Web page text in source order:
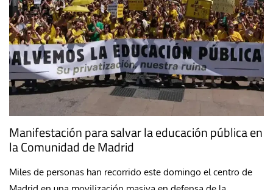
Manifestación para salvar la educación pública en
la Comunidad de Madrid
Miles de personas han recorrido este domingo el centro de